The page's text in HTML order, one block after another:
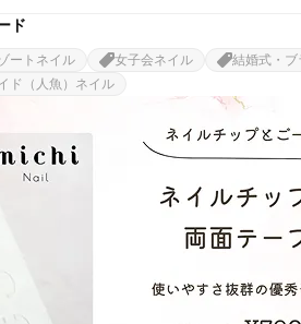
ド
ートネイル 女子会ネイル 結婚式・ブ
ド（人魚）ネイル